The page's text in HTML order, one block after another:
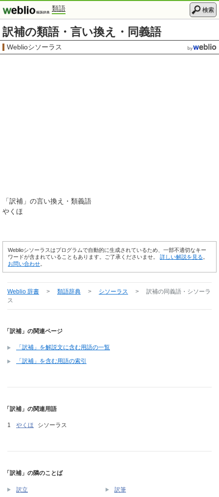
類語 検索
訳補の類語・言い換え・同義語
Weblioシソーラス
「訳補 」の言い換え・類義語
やくほ
Weblioシソーラスはプログラムで自動的に生成されているため、一部不適切なキー
ワードが含まれていることもあります。ご了承くださいませ。 詳しい解説を見る
お問い合わせ
Weblio 辞書 > 類語辞典 > シソーラス > 訳補の同義語・シソーラ
ス
「訳補」の関連ページ
「訳補」を解説文に含む用語の一覧
「訳補」を含む用語の索引
「訳補」の関連用語
やくほ シソーラス
「訳補」の隣のことば
訳立 訳筆